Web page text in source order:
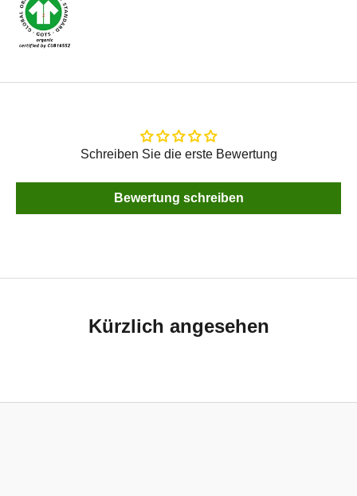
Schreiben Sie die erste Bewertung
Bewertung schreiben
Kürzlich angesehen